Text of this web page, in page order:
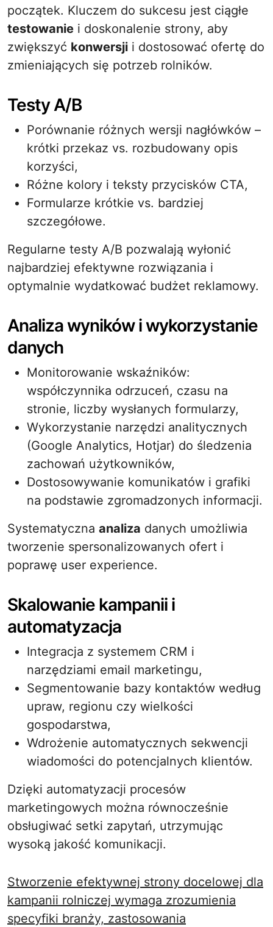
początek. Kluczem do sukcesu jest ciągłe
testowanie i doskonalenie strony, aby
zwiększyć konwersji i dostosować ofertę do
zmieniających się potrzeb rolników.
Testy A/B
Porównanie różnych wersji nagłówków –
krótki przekaz vs. rozbudowany opis
korzyści,
Różne kolory i teksty przycisków CTA,
Formularze krótkie vs. bardziej
szczegółowe.
Regularne testy A/B pozwalają wyłonić
najbardziej efektywne rozwiązania i
optymalnie wydatkować budżet reklamowy.
Analiza wyników i wykorzystanie
danych
Monitorowanie wskaźników:
współczynnika odrzuceń, czasu na
stronie, liczby wysłanych formularzy,
Wykorzystanie narzędzi analitycznych
(Google Analytics, Hotjar) do śledzenia
zachowań użytkowników,
Dostosowywanie komunikatów i grafiki
na podstawie zgromadzonych informacji.
Systematyczna analiza danych umożliwia
tworzenie spersonalizowanych ofert i
poprawę user experience.
Skalowanie kampanii i
automatyzacja
Integracja z systemem CRM i
narzędziami email marketingu,
Segmentowanie bazy kontaktów według
upraw, regionu czy wielkości
gospodarstwa,
Wdrożenie automatycznych sekwencji
wiadomości do potencjalnych klientów.
Dzięki automatyzacji procesów
marketingowych można równocześnie
obsługiwać setki zapytań, utrzymując
wysoką jakość komunikacji.
Stworzenie efektywnej strony docelowej dla
kampanii rolniczej wymaga zrozumienia
specyfiki branży, zastosowania